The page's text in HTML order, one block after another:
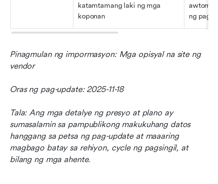
katamtamang laki ng mga
koponan
ng pag-
Pinagmulan ng impormasyon: Mga opisyal na site ng
vendor
Oras ng pag-update: 2025-11-18
Tala: Ang mga detalye ng presyo at plano ay
sumasalamin sa pampublikong makukuhang datos
hanggang sa petsa ng pag-update at maaaring
magbago batay sa rehiyon, cycle ng pagsingil, at
bilang ng mga ahente.